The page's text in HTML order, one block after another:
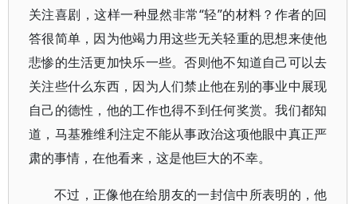
关注喜剧，这样一种显然非常“轻”的材料？作者的回
答很简单，因为他竭力用这些无关轻重的思想来使他
悲惨的生活更加快乐一些。否则他不知道自己可以去
关注些什么东西，因为人们禁止他在别的事业中展现
自己的德性，他的工作也得不到任何奖赏。我们都知
道，马基雅维利注定不能从事政治这项他眼中真正严
肃的事情，在他看来，这是他巨大的不幸。
不过，正像他在给朋友的一封信中所表明的，他